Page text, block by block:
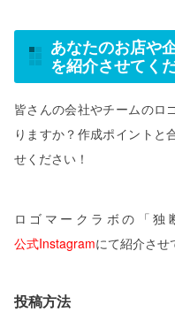
あなたのお店や
を紹介させてく
皆さんの会社やチームのロ
りますか？作成ポイントと
せください！
ロゴマークラボの「独
公式Instagramにて紹介させ
投稿方法